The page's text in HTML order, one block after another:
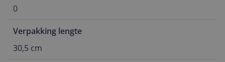
0
Verpakking lengte
30,5 cm